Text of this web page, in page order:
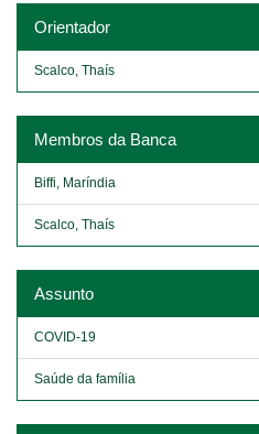
Orientador
Scalco, Thaís
Membros da Banca
Biffi, Maríndia
Scalco, Thaís
Assunto
COVID-19
Saúde da família